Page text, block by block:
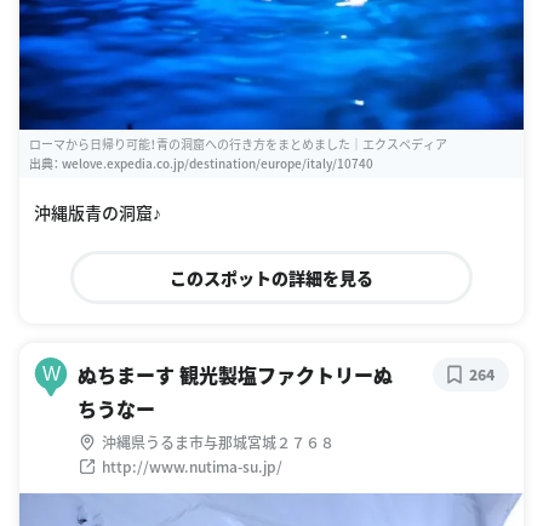
ローマから日帰り可能！青の洞窟への行き方をまとめました｜エクスペディア
出典： welove.expedia.co.jp/destination/europe/italy/10740
沖縄版青の洞窟♪
このスポットの詳細を見る
W
ぬちまーす 観光製塩ファクトリーぬ
ちうなー
沖縄県うるま市与那城宮城２７６８
http://www.nutima-su.jp/
264